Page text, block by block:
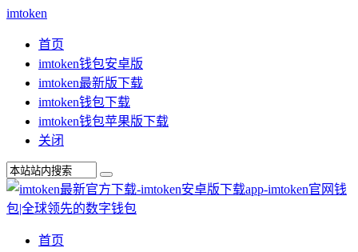
imtoken
首页
imtoken钱包安卓版
imtoken最新版下载
imtoken钱包下载
imtoken钱包苹果版下载
关闭
首页